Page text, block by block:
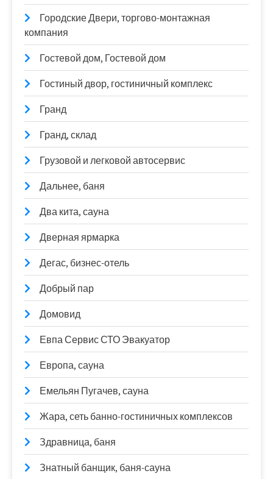
Городские Двери, торгово-монтажная
компания
Гостевой дом, Гостевой дом
Гостиный двор, гостиничный комплекс
Гранд
Гранд, склад
Грузовой и легковой автосервис
Дальнее, баня
Два кита, сауна
Дверная ярмарка
Дегас, бизнес-отель
Добрый пар
Домовид
Евпа Сервис СТО Эвакуатор
Европа, сауна
Емельян Пугачев, сауна
Жара, сеть банно-гостиничных комплексов
Здравница, баня
Знатный банщик, баня-сауна